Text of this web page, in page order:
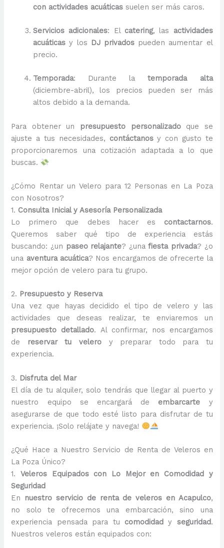
con actividades acuáticas suelen ser más caros.
Servicios adicionales: El catering, las actividades
acuáticas y los DJ privados pueden aumentar el
precio.
Temporada: Durante latemporada alta
(diciembre-abril), los precios pueden ser más
altos debido a la demanda.
Para obtener un presupuesto personalizadoque se
ajuste a tus necesidades, contáctanosy con gusto te
proporcionaremos una cotización adaptada a lo que
buscas.
¿Cómo Rentar un Velero para 12 Personas en La Poza
con Nosotros?
1. Consulta Inicial y Asesoría Personalizada
Lo primero que debes hacer es contactarnos.
Queremos saber qué tipo de experiencia estás
buscando: ¿un paseo relajante? ¿unafiesta privada? ¿o
una aventura acuática? Nos encargamos de ofrecerte la
mejor opción de velero para tu grupo.
2. Presupuesto y Reserva
Una vez que hayas decidido el tipo de velero y las
actividades que deseas realizar, te enviaremos un
presupuesto detallado. Al confirmar, nos encargamos
de
reservar tu velero y preparar todo para tu
experiencia.
3. Disfruta del Mar
El día de tu alquiler, solo tendrás que llegar al puerto y
nuestro equipo se encargará de embarcarte y
asegurarse de que todo esté listo para disfrutar de tu
experiencia. ¡Solo relájate y navega!
¿Qué Hace a Nuestro Servicio de Renta de Veleros en
La Poza Único?
1.Veleros Equipados con Lo Mejor en Comodidad y
Seguridad
En nuestro servicio de renta de veleros en Acapulco,
no solo te ofrecemos una embarcación, sino una
experiencia pensada para tu comodidady seguridad.
Nuestros veleros están equipados con: